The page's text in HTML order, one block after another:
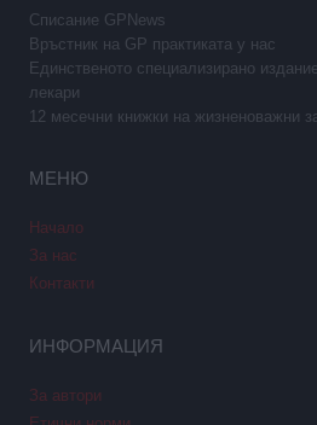
Списание GPNews
Връстник на GP практиката у нас
Единственото специализирано
лекари
12 месечни книжки на жизненоважни
МЕНЮ
Начало
За нас
Контакти
ИНФОРМАЦИЯ
За автори